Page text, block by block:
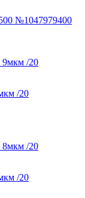
№1047979400
/20
/20